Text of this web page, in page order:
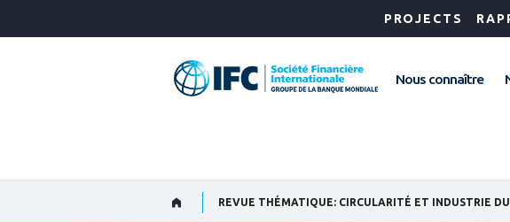
PROJECTS
Nous connaître
REVUE THÉMATIQUE: CIRCULARITÉ ET INDUSTRIE